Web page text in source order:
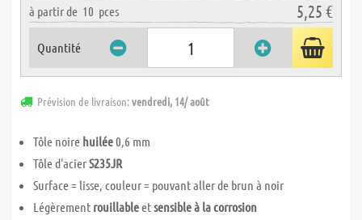
à partir de 10 pces 5,25 €
Quantité
Prévision de livraison:vendredi, 14/ août
Tôle noire huilée0,6 mm
Tôle d'acierS235JR
Surface = lisse, couleur = pouvant aller de brun à noir
Légèrement rouillableetsensible à la corrosion